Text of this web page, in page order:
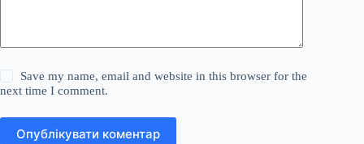
Save my name, email and website in this browser for the
next time I comment.
Опублікувати коментар